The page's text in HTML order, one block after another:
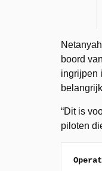
boord
ingrijpen
“Dit is
piloten